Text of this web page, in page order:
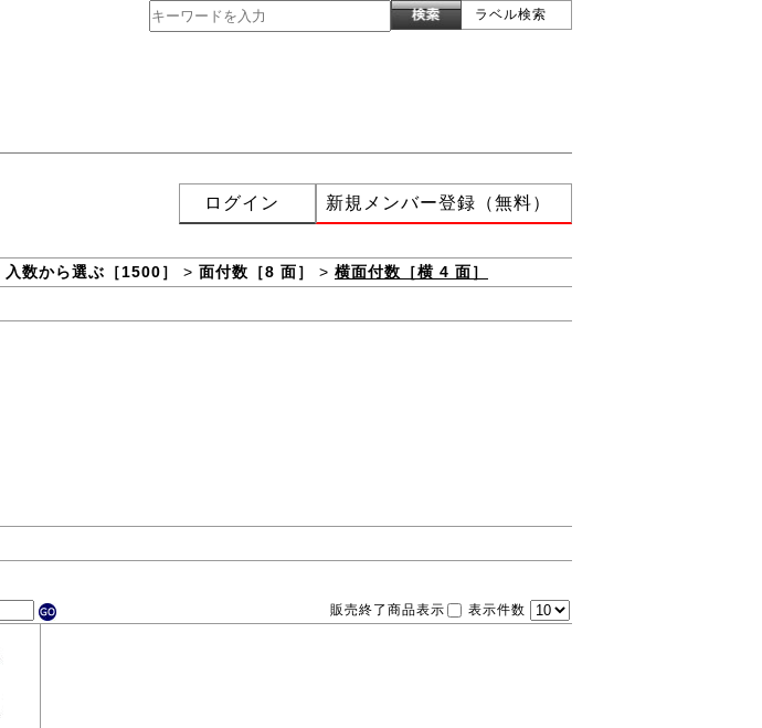
ラベル検索
ログイン 新規メンバー登録（無料）
入数から選ぶ［1500］ > 面付数［8 面］ > 横面付数［横 4 面］
販売終了商品表示 表示件数